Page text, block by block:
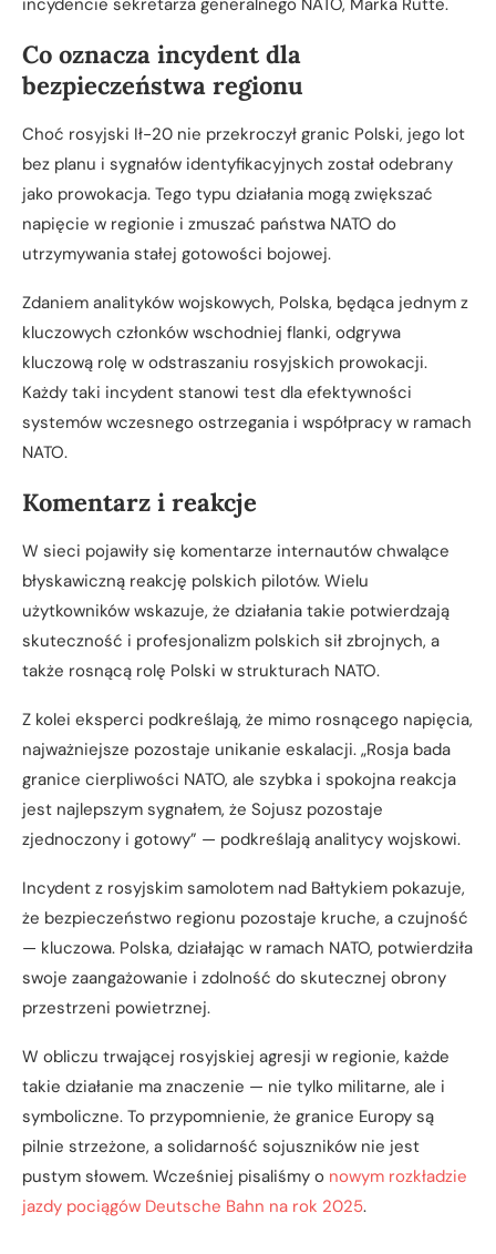
incydencie sekretarza generalnego NATO, Marka Rutte.
Co oznacza incydent dla
bezpieczeństwa regionu
Choć rosyjski Ił-20 nie przekroczył granic Polski, jego lot
bez planu i sygnałów identyfikacyjnych został odebrany
jako prowokacja. Tego typu działania mogą zwiększać
napięcie w regionie i zmuszać państwa NATO do
utrzymywania stałej gotowości bojowej.
Zdaniem analityków wojskowych, Polska, będąca jednym z
kluczowych członków wschodniej flanki, odgrywa
kluczową rolę w odstraszaniu rosyjskich prowokacji.
Każdy taki incydent stanowi test dla efektywności
systemów wczesnego ostrzegania i współpracy w ramach
NATO.
Komentarz i reakcje
W sieci pojawiły się komentarze internautów chwalące
błyskawiczną reakcję polskich pilotów. Wielu
użytkowników wskazuje, że działania takie potwierdzają
skuteczność i profesjonalizm polskich sił zbrojnych, a
także rosnącą rolę Polski w strukturach NATO.
Z kolei eksperci podkreślają, że mimo rosnącego napięcia,
najważniejsze pozostaje unikanie eskalacji. „Rosja bada
granice cierpliwości NATO, ale szybka i spokojna reakcja
jest najlepszym sygnałem, że Sojusz pozostaje
zjednoczony i gotowy” — podkreślają analitycy wojskowi.
Incydent z rosyjskim samolotem nad Bałtykiem pokazuje,
że bezpieczeństwo regionu pozostaje kruche, a czujność
— kluczowa. Polska, działając w ramach NATO, potwierdziła
swoje zaangażowanie i zdolność do skutecznej obrony
przestrzeni powietrznej.
W obliczu trwającej rosyjskiej agresji w regionie, każde
takie działanie ma znaczenie — nie tylko militarne, ale i
symboliczne. To przypomnienie, że granice Europy są
pilnie strzeżone, a solidarność sojuszników nie jest
pustym słowem. Wcześniej pisaliśmy o nowym rozkładzie
jazdy pociągów Deutsche Bahn na rok 2025.